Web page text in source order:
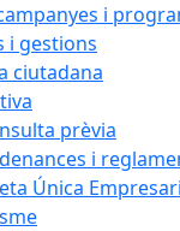
i
i gestions
ciutadana
prèvia
i
Única